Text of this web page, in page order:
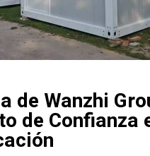
de Wanzhi
de Confianza